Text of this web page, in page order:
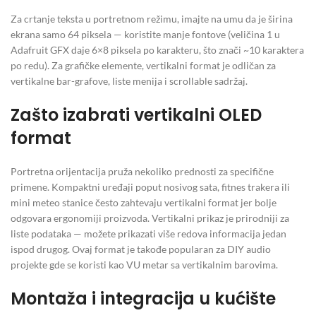
Za crtanje teksta u portretnom režimu, imajte na umu da je širina
ekrana samo 64 piksela — koristite manje fontove (veličina 1 u
Adafruit GFX daje 6×8 piksela po karakteru, što znači ~10 karaktera
po redu). Za grafičke elemente, vertikalni format je odličan za
vertikalne bar-grafove, liste menija i scrollable sadržaj.
Zašto izabrati vertikalni OLED
format
Portretna orijentacija pruža nekoliko prednosti za specifične
primene. Kompaktni uređaji poput nosivog sata, fitnes trakera ili
mini meteo stanice često zahtevaju vertikalni format jer bolje
odgovara ergonomiji proizvoda. Vertikalni prikaz je prirodniji za
liste podataka — možete prikazati više redova informacija jedan
ispod drugog. Ovaj format je takođe popularan za DIY audio
projekte gde se koristi kao VU metar sa vertikalnim barovima.
Montaža i integracija u kućište